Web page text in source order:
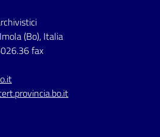
(Bo), Italia
fax